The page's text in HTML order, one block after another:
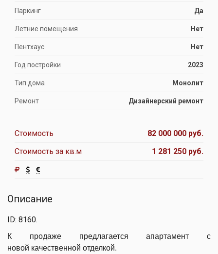
Паркинг Да
Летние помещения Нет
Пентхаус Нет
Год постройки 2023
Тип дома Монолит
Ремонт Дизайнерский ремонт
Стоимость
82 000 000 руб.
Стоимость за кв.м
1 281 250 руб.
Описание
ID: 8160.
К продаже предлагается апартамент с
новой качественной отделкой.